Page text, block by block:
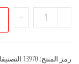
-
كمية
قصص
اللغة
+
رمز المنتج: 13970